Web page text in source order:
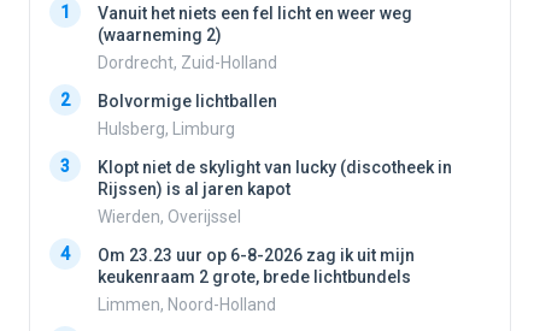
1
Vanuit het niets een fel licht en weer weg
(waarneming 2)
Dordrecht, Zuid-Holland
2
Bolvormige lichtballen
Hulsberg, Limburg
3
Klopt niet de skylight van lucky (discotheek in
Rijssen) is al jaren kapot
Wierden, Overijssel
4
Om 23.23 uur op 6-8-2026 zag ik uit mijn
keukenraam 2 grote, brede lichtbundels
Limmen, Noord-Holland